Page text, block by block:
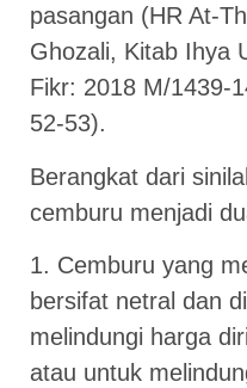
pasangan (HR At-
Ghozali, Kitab Ihya
Fikr: 2018 M/1439-
52-53).
Berangkat dari
cemburu menjadi
1. Cemburu yang
bersifat netral dan
melindungi harga
atau untuk